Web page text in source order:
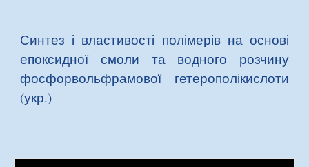
Синтез і властивості полімерів на основі
епоксидної смоли та водного розчину
фосфорвольфрамової гетерополікислоти
(укр.)